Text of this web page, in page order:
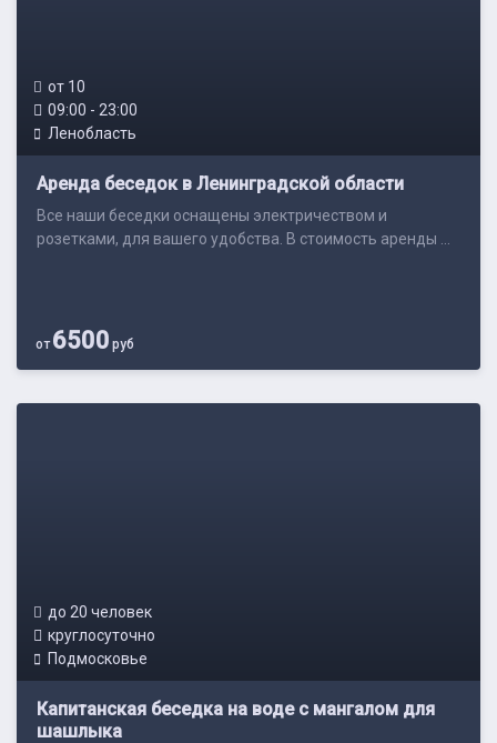
от 10
09:00 - 23:00
Ленобласть
Аренда беседок в Ленинградской области
Все наши беседки оснащены электричеством и
розетками, для вашего удобства. В стоимость аренды ...
от6500 руб
до 20 человек
круглосуточно
Подмосковье
Капитанская беседка на воде с мангалом для
шашлыка